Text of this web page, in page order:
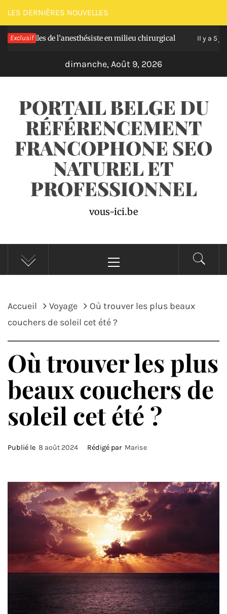
Passer
au
contenu
LES DERNIÈRES NOUVELLES
Exclusif
de l’anesthésiste en milieu chirurgical Il y a 5 jours
dimanche, Août 9, 2026
PORTAIL BELGE DU
RÉFÉRENCEMENT
FRANCOPHONE SEO
NATUREL ET
PROFESSIONNEL
vous-ici.be
principal
Accueil Voyage
Où trouver les plus beaux
couchers de soleil cet été ?
Où trouver les plus
beaux couchers de
soleil cet été ?
Publié le 8 août 2024 Rédigé par Marise